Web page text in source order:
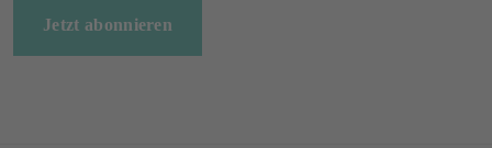
Jetzt abonnieren